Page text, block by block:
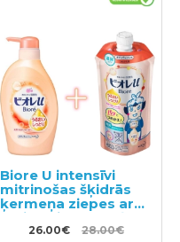
Biore U intensīvi
mitrinošas šķidrās
ķermeņa ziepes ar
maigu ziedu-augļu
aromātu 480ml +
26.00€ 28.00€